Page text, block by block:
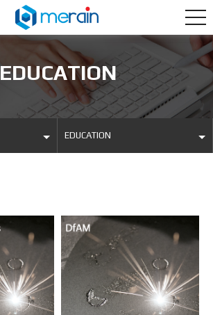
EDUCATION
EDUCATION
DENTAL
EDUCATION